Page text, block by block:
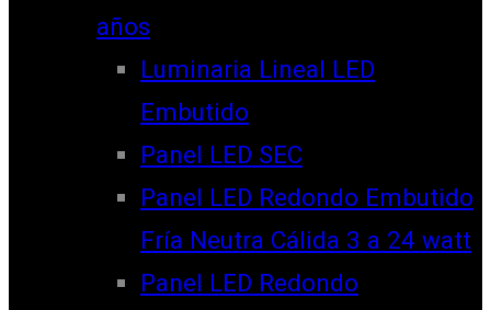
años
Luminaria Lineal LED
Embutido
Panel LED SEC
Panel LED Redondo Embutido
Fría Neutra Cálida 3 a 24 watt
Panel LED Redondo